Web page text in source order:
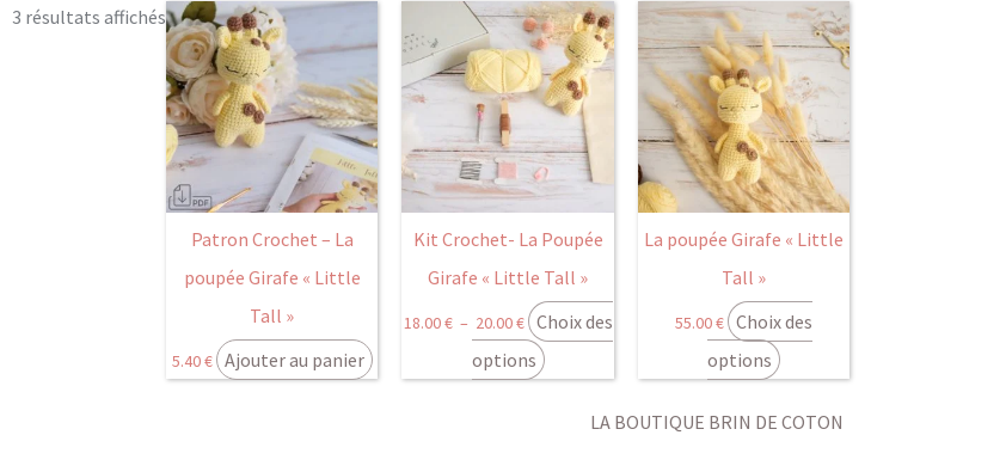
3 résultats affichésTrié
par
popularité
Patron Crochet – La
poupée Girafe « Little
Tall »
5.40€ Ajouter au panier
Kit Crochet- La Poupée
Girafe « Little Tall »
18.00€ – 20.00€
Plage
de
prix :
18.00 €
à
20.00 €
Choix des
options
Ce
produit
a
plusieurs
variations.
Les
options
peuvent
sur
la
page
La poupée Girafe « Little
Tall »
55.00€ Choix des
options
LA BOUTIQUE BRIN DE COTON